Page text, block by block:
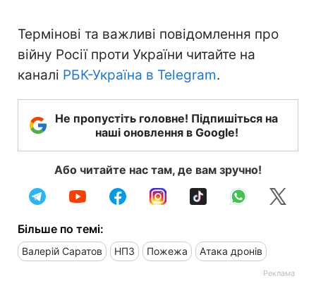
Термінові та важливі повідомлення про
війну Росії проти України читайте на
каналі РБК-Україна в Telegram.
Не пропустіть головне! Підпишіться на
наші оновлення в Google!
Або читайте нас там, де вам зручно!
Більше по темі:
Валерій Саратов НПЗ Пожежа Атака дронів